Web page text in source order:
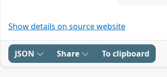
Show details on source website
JSON Share To clipboard